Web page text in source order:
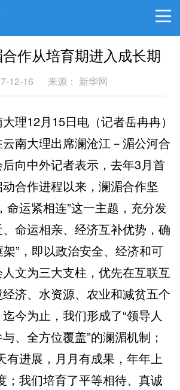
作从培育期进入成长期
12-16 来源： 新华网
12月15日电（记者岳冉冉）
南大理出席澜沧江－湄公河合
向中外记者表示，去年3月首
合作进程以来，澜湄合作坚
命运紧相连”这一主题，充分发
命运相亲、经济互补优势，确
”，即以政治安全、经济和可
文为三大支柱，优先在互联互
济、水资源、农业和减贫五个
今为止，我们形成了“领导人
、全方位覆盖”的澜湄机制；
有进展，月月有成果，年年上
；我们培育了平等相待、真诚